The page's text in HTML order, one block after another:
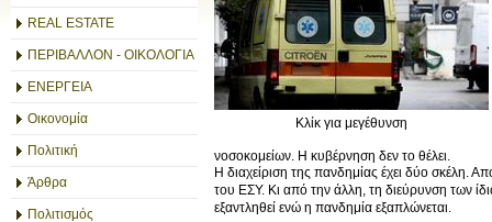
REAL ESTATE
ΠΕΡΙΒΑΛΛΟΝ - ΟΙΚΟΛΟΓΙΑ
ΕΝΕΡΓΕΙΑ
Οικονομία
Πολιτική
Άρθρα
Πολιτισμός
Κλίκ για μεγέθυνση
νοσοκομείων. Η κυβέρνηση δεν το θέλει.
Η διαχείριση της πανδημίας έχει δύο σκέλη.
του ΕΣΥ. Κι από την άλλη, τη διεύρυνση των
εξαντληθεί ενώ η πανδημία εξαπλώνεται.